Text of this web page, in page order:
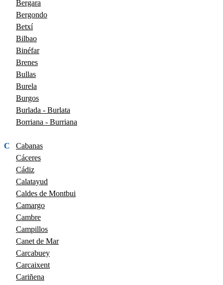
Bergara
Bergondo
Betxí
Bilbao
Binéfar
Brenes
Bullas
Burela
Burgos
Burlada - Burlata
Borriana - Burriana
C
Cabanas
Cáceres
Cádiz
Calatayud
Caldes de Montbui
Camargo
Cambre
Campillos
Canet de Mar
Carcabuey
Carcaixent
Cariñena